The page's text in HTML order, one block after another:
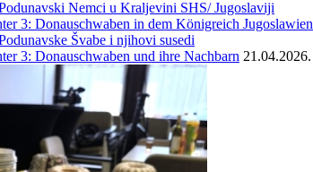
3: Donauschwaben in dem Königreich Jugoslawien
3: Donauschwaben und ihre Nachbarn 21.04.2026.